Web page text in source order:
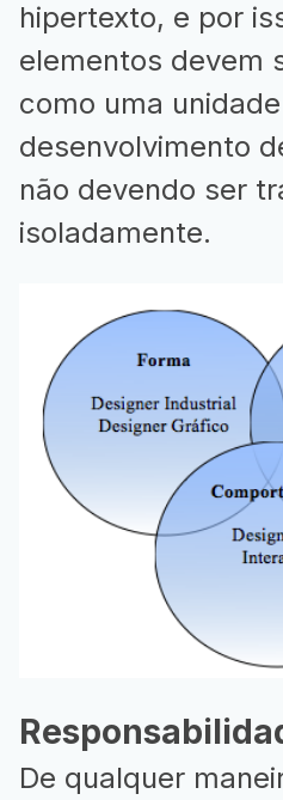
hipertexto, e por
elementos devem
como uma
desenvolvimento
não devendo ser
isoladamente.
De qualquer